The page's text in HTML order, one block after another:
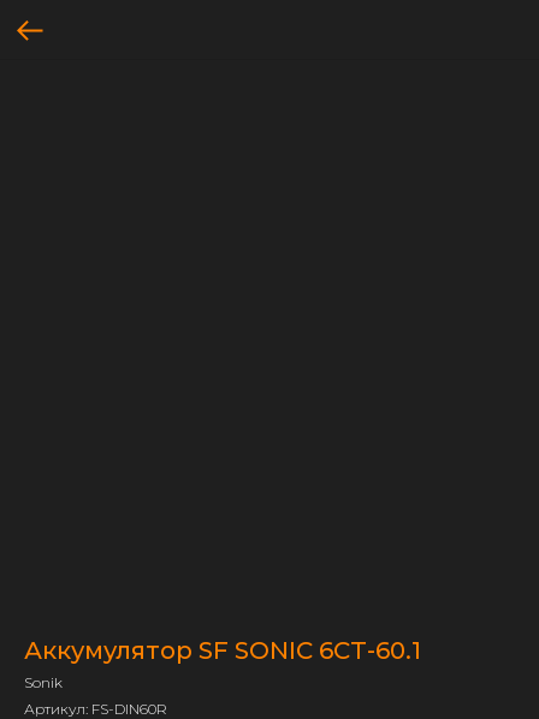
Аккумулятор SF SONIC 6СТ-60.1
Sonik
Артикул: FS-DIN60R